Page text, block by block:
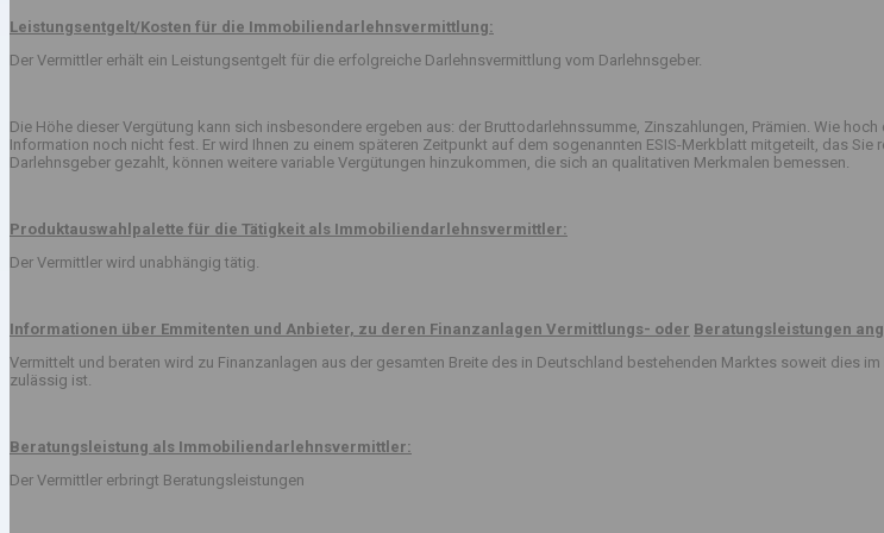
Leistungsentgelt/Kosten für die Immobiliendarlehnsvermittlung:
Der Vermittler erhält ein Leistungsentgelt für die erfolgreiche Darlehnsvermittlung vom Darlehnsgeber.
Die Höhe dieser Vergütung kann sich insbesondere ergeben aus: der Bruttodarlehnssumme, Zinszahlungen, Prämien. Wie
Information noch nicht fest. Er wird Ihnen zu einem späteren Zeitpunkt auf dem sogenannten ESIS-Merkblatt mitgeteilt, das
Darlehnsgeber gezahlt, können weitere variable Vergütungen hinzukommen, die sich an qualitativen Merkmalen bemessen.
Produktauswahlpalette für die Tätigkeit als Immobiliendarlehnsvermittler:
Der Vermittler wird unabhängig tätig.
Informationen über Emmitenten und Anbieter, zu deren Finanzanlagen Vermittlungs- oder Beratungsleistungen
Vermittelt und beraten wird zu Finanzanlagen aus der gesamten Breite des in Deutschland bestehenden Marktes soweit dies
zulässig ist.
Beratungsleistung als Immobiliendarlehnsvermittler:
Der Vermittler erbringt Beratungsleistungen